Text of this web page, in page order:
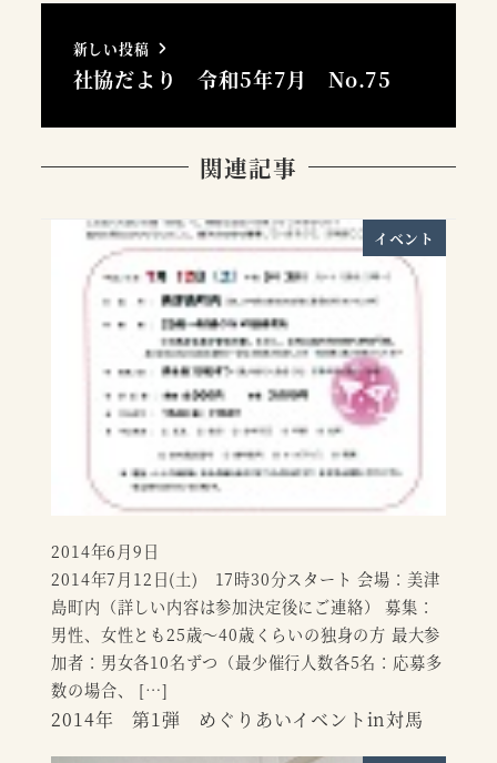
新しい投稿
社協だより 令和5年7月 No.75
関連記事
イベント
2014年 第1弾 めぐりあいイベントin対馬
2014年7月12日(土) 17時30分スタート 会場：美津
島町内（詳しい内容は参加決定後にご連絡） 募集：
男性、女性とも25歳～40歳くらいの独身の方 最大参
加者：男女各10名ずつ（最少催行人数各5名：応募多
数の場合、 […]
投稿日
2014年6月9日